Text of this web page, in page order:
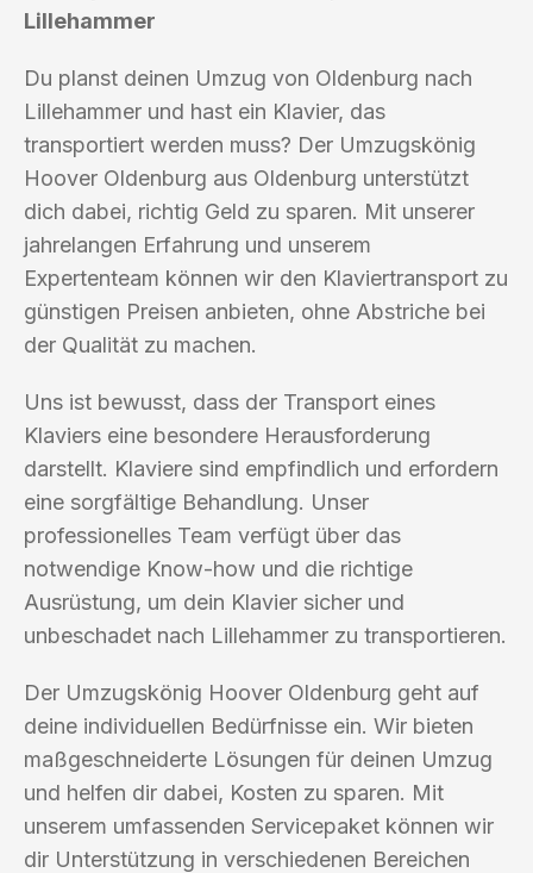
Lillehammer
Du planst deinen Umzug von Oldenburg nach
Lillehammer und hast ein Klavier, das
transportiert werden muss? Der Umzugskönig
Hoover Oldenburg aus Oldenburg unterstützt
dich dabei, richtig Geld zu sparen. Mit unserer
jahrelangen Erfahrung und unserem
Expertenteam können wir den Klaviertransport zu
günstigen Preisen anbieten, ohne Abstriche bei
der Qualität zu machen.
Uns ist bewusst, dass der Transport eines
Klaviers eine besondere Herausforderung
darstellt. Klaviere sind empfindlich und erfordern
eine sorgfältige Behandlung. Unser
professionelles Team verfügt über das
notwendige Know-how und die richtige
Ausrüstung, um dein Klavier sicher und
unbeschadet nach Lillehammer zu transportieren.
Der Umzugskönig Hoover Oldenburg geht auf
deine individuellen Bedürfnisse ein. Wir bieten
maßgeschneiderte Lösungen für deinen Umzug
und helfen dir dabei, Kosten zu sparen. Mit
unserem umfassenden Servicepaket können wir
dir Unterstützung in verschiedenen Bereichen